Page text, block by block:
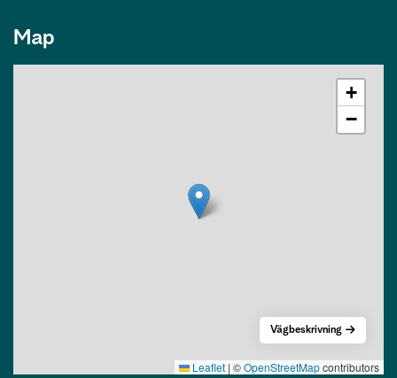
Map
+
−
Leaflet | ©OpenStreetMapcontributors
Vägbeskrivning